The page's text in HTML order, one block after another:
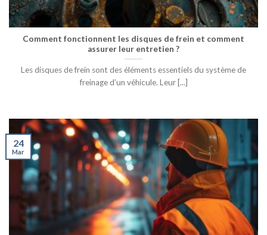
Comment fonctionnent les disques de frein et comment
assurer leur entretien ?
Les disques de frein sont des éléments essentiels du système de
freinage d’un véhicule. Leur [...]
24
Mar